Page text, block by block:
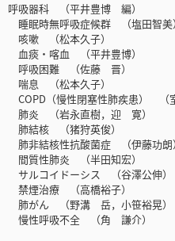
呼吸器科 （平井豊博 編）
睡眠時無呼吸症候群 （塩田智美）
咳嗽 （松本久子）
血痰・喀血 （平井豊博）
呼吸困難 （佐藤 晋）
喘息 （松本久子）
COPD（慢性閉塞性肺疾患） （
肺炎 （岩永直樹，迎 寛）
肺結核 （猪狩英俊）
肺非結核性抗酸菌症 （伊藤功朗）
間質性肺炎 （半田知宏）
サルコイドーシス （谷澤公伸）
禁煙治療 （高橋裕子）
肺がん （野溝 岳，小笹裕晃）
慢性呼吸不全 （角 謙介）